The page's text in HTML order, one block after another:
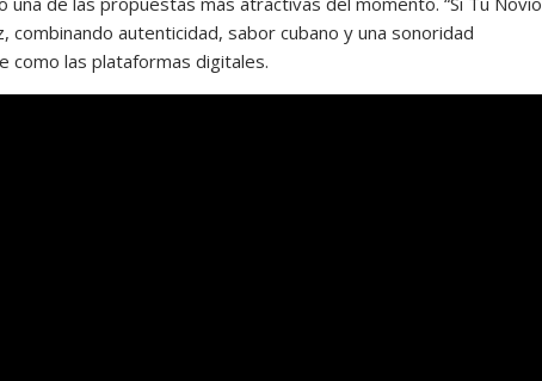
combinando autenticidad, sabor cubano y una sonoridad
como las plataformas digitales.